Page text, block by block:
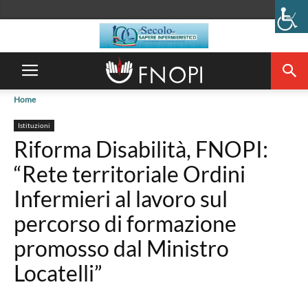
Home
Istituzioni
Riforma Disabilità, FNOPI:
“Rete territoriale Ordini
Infermieri al lavoro sul
percorso di formazione
promosso dal Ministro
Locatelli”